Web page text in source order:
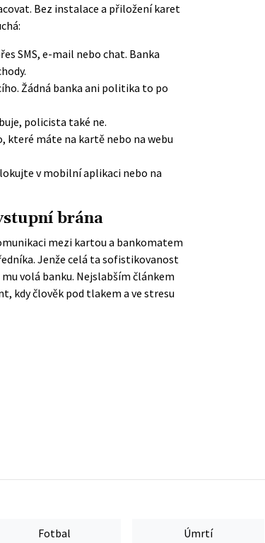
Bez instalace a přiložení karet
SMS, e-mail nebo chat. Banka
Žádná banka ani politika to po
policista také ne.
které máte na kartě nebo na webu
v mobilní aplikaci nebo na
brána
mezi kartou a bankomatem
Jenže celá ta sofistikovanost
volá banku. Nejslabším článkem
kdy člověk pod tlakem a ve stresu
Fotbal Úmrtí